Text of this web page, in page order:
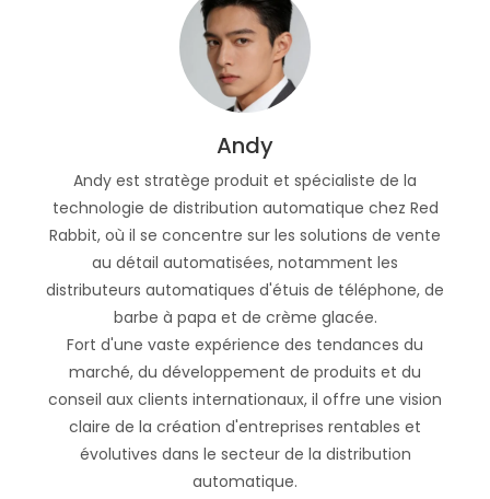
Andy
Andy est stratège produit et spécialiste de la
technologie de distribution automatique chez Red
Rabbit, où il se concentre sur les solutions de vente
au détail automatisées, notamment les
distributeurs automatiques d'étuis de téléphone, de
barbe à papa et de crème glacée.
Fort d'une vaste expérience des tendances du
marché, du développement de produits et du
conseil aux clients internationaux, il offre une vision
claire de la création d'entreprises rentables et
évolutives dans le secteur de la distribution
automatique.